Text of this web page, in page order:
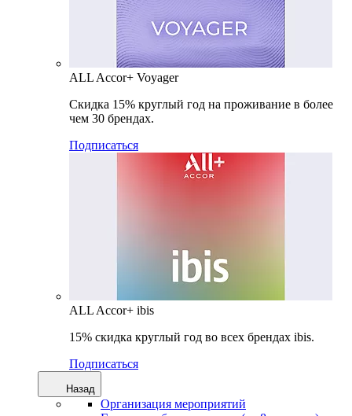
ALL Accor+ Voyager
Скидка 15% круглый год на проживание в более
чем 30 брендах.
Подписаться
ALL Accor+ ibis
15% скидка круглый год во всех брендах ibis.
Подписаться
Назад
Организация мероприятий